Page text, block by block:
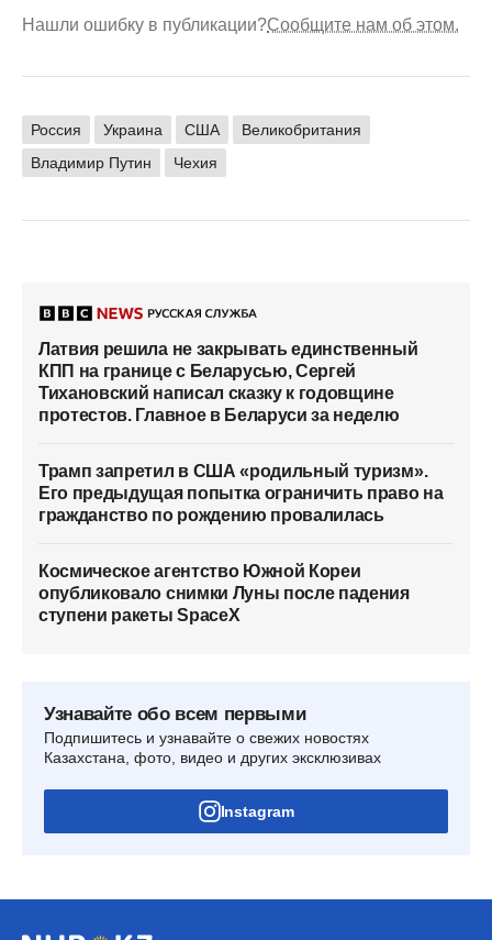
Нашли ошибку в публикации?Сообщите нам об этом.
Россия Украина США
Великобритания
Владимир Путин
Чехия
Латвия решила не закрывать единственный
КПП на границе с Беларусью, Сергей
Тихановский написал сказку к годовщине
протестов. Главное в Беларуси за неделю
Трамп запретил в США «родильный туризм».
Его предыдущая попытка ограничить право на
гражданство по рождению провалилась
Космическое агентство Южной Кореи
опубликовало снимки Луны после падения
ступени ракеты SpaceX
Узнавайте обо всем первыми
Подпишитесь и узнавайте о свежих новостях
Казахстана, фото, видео и других эксклюзивах
Instagram